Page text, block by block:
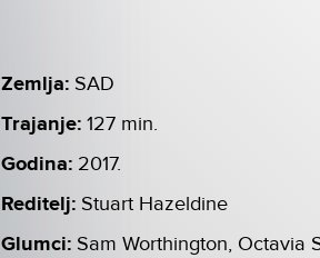
Zemlja: SAD
Trajanje: 127 min.
Godina: 2017.
Reditelj: Stuart Hazeldine
Glumci: Sam Worthington, Octavia